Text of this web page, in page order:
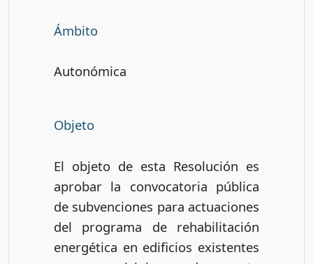
Ámbito
Autonómica
Objeto
El objeto de esta Resolución es
aprobar la convocatoria pública
de subvenciones para actuaciones
del programa de rehabilitación
energética en edificios existentes